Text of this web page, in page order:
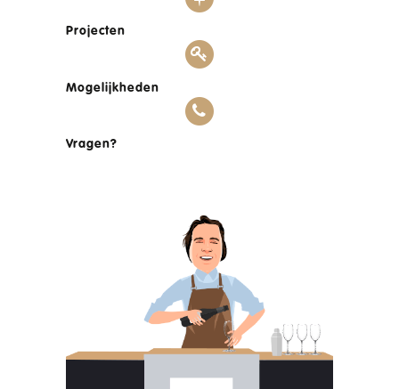
Projecten
Mogelijkheden
Vragen?